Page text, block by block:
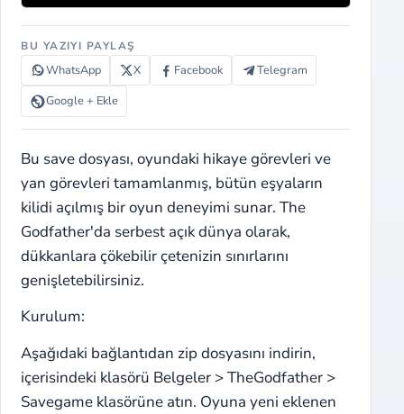
BU YAZIYI PAYLAŞ
WhatsApp X Facebook
Telegram
Google + Ekle
Bu save dosyası, oyundaki hikaye görevleri ve
yan görevleri tamamlanmış, bütün eşyaların
kilidi açılmış bir oyun deneyimi sunar. The
Godfather'da serbest açık dünya olarak,
dükkanlara çökebilir çetenizin sınırlarını
genişletebilirsiniz.
Kurulum:
Aşağıdaki bağlantıdan zip dosyasını indirin,
içerisindeki klasörü Belgeler > TheGodfather >
Savegame klasörüne atın. Oyuna yeni eklenen